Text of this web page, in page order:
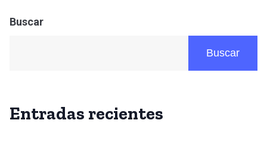
Buscar
Buscar
Entradas recientes